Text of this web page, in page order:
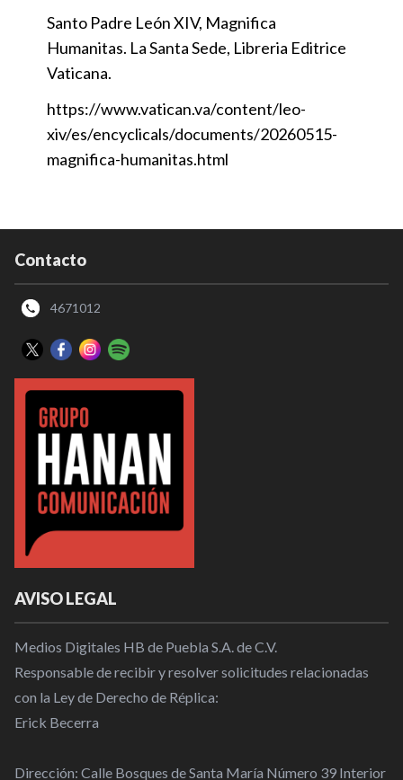
Santo Padre León XIV, Magnifica
Humanitas. La Santa Sede, Libreria Editrice
Vaticana.
https://www.vatican.va/content/leo-
xiv/es/encyclicals/documents/20260515-
magnifica-humanitas.html
Contacto
4671012
AVISO LEGAL
Medios Digitales HB de Puebla S.A. de C.V.
Responsable de recibir y resolver solicitudes relacionadas
con la Ley de Derecho de Réplica:
Erick Becerra
Dirección: Calle Bosques de Santa María Número 39 Interior